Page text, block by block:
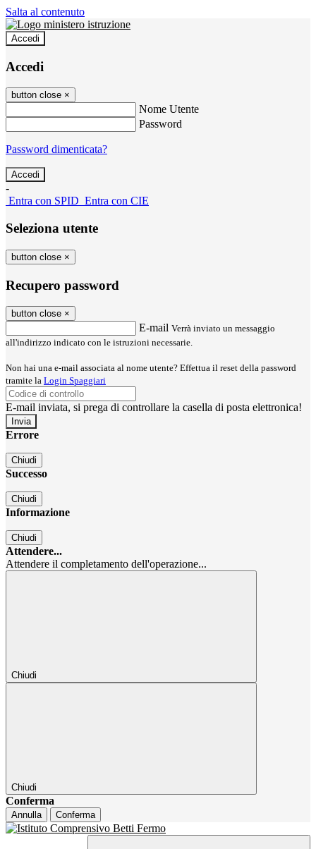
Salta al contenuto
Accedi
Accedi
button close ×
Nome Utente
Password
Password dimenticata?
-
Entra con SPID Entra con CIE
Seleziona utente
button close ×
Recupero password
button close ×
E-mail Verrà inviato un messaggio
all'indirizzo indicato con le istruzioni necessarie.
Non hai una e-mail associata al nome utente? Effettua il reset della password
tramite la Login Spaggiari
E-mail inviata, si prega di controllare la casella di posta elettronica!
Errore
Chiudi
Successo
Chiudi
Informazione
Chiudi
Attendere...
Attendere il completamento dell'operazione...
Chiudi
Chiudi
Conferma
Annulla Conferma